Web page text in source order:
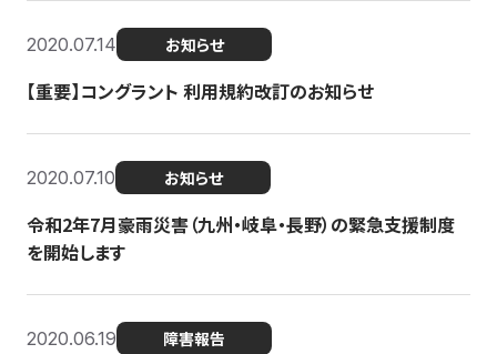
2020.07.14 お知らせ
【重要】コングラント 利用規約改訂のお知らせ
2020.07.10 お知らせ
令和2年7月豪雨災害（九州・岐阜・長野）の緊急支援制度
を開始します
2020.06.19 障害報告